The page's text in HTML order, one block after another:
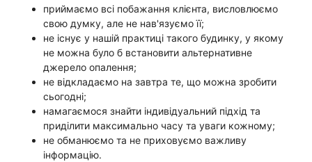
приймаємо всі побажання клієнта, висловлюємо
свою думку, але не нав'язуємо її;
не існує у нашій практиці такого будинку, у якому
не можна було б встановити альтернативне
джерело опалення;
не відкладаємо на завтра те, що можна зробити
сьогодні;
намагаємося знайти індивідуальний підхід та
приділити максимально часу та уваги кожному;
не обманюємо та не приховуємо важливу
інформацію.